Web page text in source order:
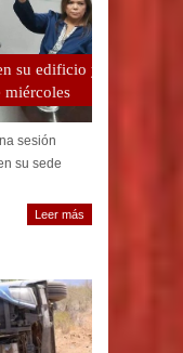
su edificio y
miércoles
sesión
su sede
Leer más